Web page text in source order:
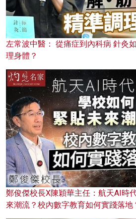
左常波中醫： 從痛症到內科病 針灸
理身體？
鄭俊傑校長X陳穎華主任：航天AI時
來潮流？校內數字教育如何實踐落地